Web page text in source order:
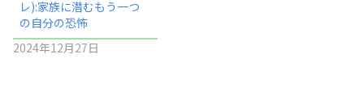
レ):家族に潜むもう一つ
の自分の恐怖
2024年12月27日